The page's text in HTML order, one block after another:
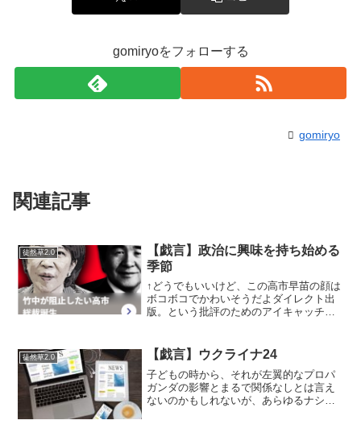
gomiryoをフォローする
gomiryo
関連記事
徒然草2.0
【戯言】政治に興味を持ち始める
季節
↑どうでもいいけど、この高市早苗の顔は
ボコボコでかわいそうだよダイレクト出
版。という批評のためのアイキャッチで
をぶち壊す正攻法の取り組みなのだ」と
いうことに今更気付いた...
徒然草2.0 【戯言】ウクライナ24
子どもの時から、それが左翼的なプロパ
ガンダの影響とまるで関係なしとは言え
ないのかもしれないが、あらゆるナショ